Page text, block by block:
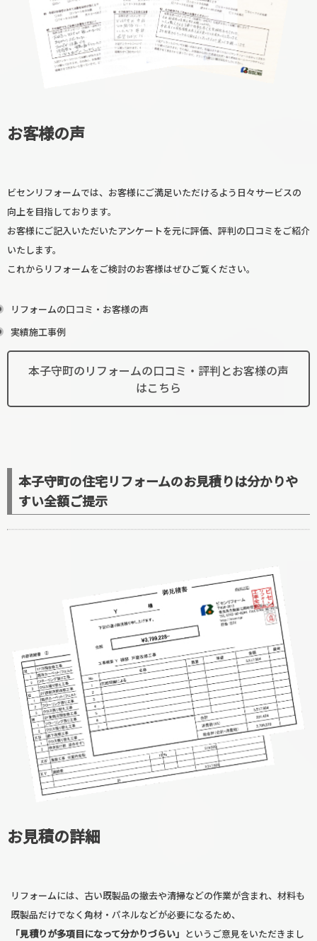
お客様の声
ビセンリフォームでは、お客様にご満足いただけるよう日々サービスの
向上を目指しております。
お客様にご記入いただいたアンケートを元に評価、評判の口コミをご紹介
いたします。
これからリフォームをご検討のお客様はぜひご覧ください。
リフォームの口コミ・お客様の声
実績施工事例
本子守町のリフォームの口コミ・評判とお客様の声
はこちら
本子守町の住宅リフォームのお見積りは分かりや
すい全額ご提示
お見積の詳細
リフォームには、古い既製品の撤去や清掃などの作業が含まれ、材料も
既製品だけでなく角材・パネルなどが必要になるため、
「見積りが多項目になって分かりづらい」 というご意見をいただきまし